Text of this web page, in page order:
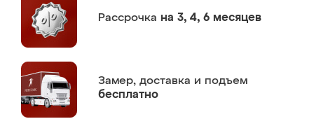
Рассрочка на 3, 4, 6 месяцев
Замер, доставка и подъем
бесплатно